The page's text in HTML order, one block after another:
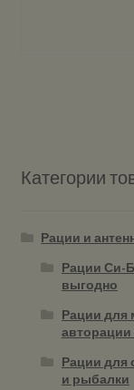
Категории
Рации и
Рации Си-
выгодно
Рации
Рации для
и рыбалки